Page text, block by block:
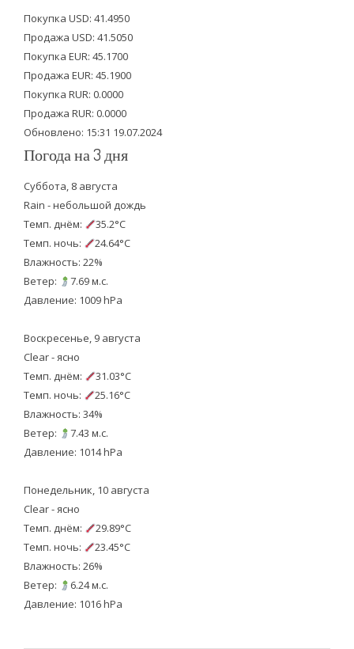
t
e
r
b
o
o
k
u
b
e
Покупка USD: 41.4950
Продажа USD: 41.5050
Покупка EUR: 45.1700
Продажа EUR: 45.1900
Покупка RUR: 0.0000
Продажа RUR: 0.0000
Обновлено: 15:31 19.07.2024
Погода на 3 дня
Суббота, 8 августа
Rain - небольшой дождь
Темп. днём:
35.2°C
Темп. ночь:
24.64°C
Влажность: 22%
Ветер:
7.69 м.с.
Давление: 1009 hPa
Воскресенье, 9 августа
Clear - ясно
Темп. днём:
31.03°C
Темп. ночь:
25.16°C
Влажность: 34%
Ветер:
7.43 м.с.
Давление: 1014 hPa
Понедельник, 10 августа
Clear - ясно
Темп. днём:
29.89°C
Темп. ночь:
23.45°C
Влажность: 26%
Ветер:
6.24 м.с.
Давление: 1016 hPa